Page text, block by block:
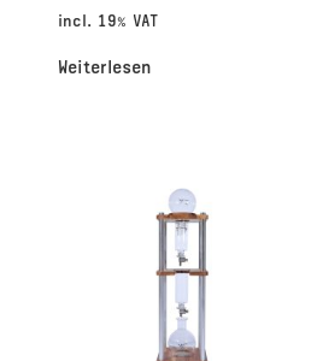
incl. 19% VAT
Weiterlesen